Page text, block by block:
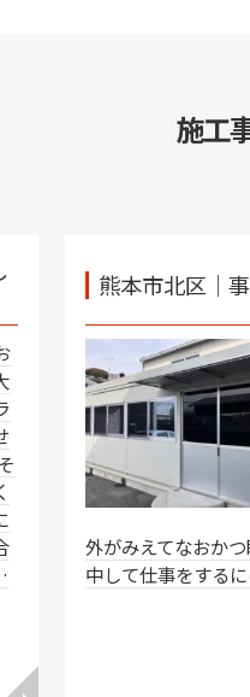
施工
熊本市北区｜
外がみえてなおか
中して仕事をする